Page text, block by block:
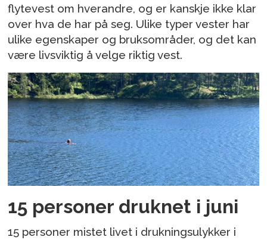
flytevest om hverandre, og er kanskje ikke klar
over hva de har på seg. Ulike typer vester har
ulike egenskaper og bruksområder, og det kan
være livsviktig å velge riktig vest.
15 personer druknet i juni
15 personer mistet livet i drukningsulykker i